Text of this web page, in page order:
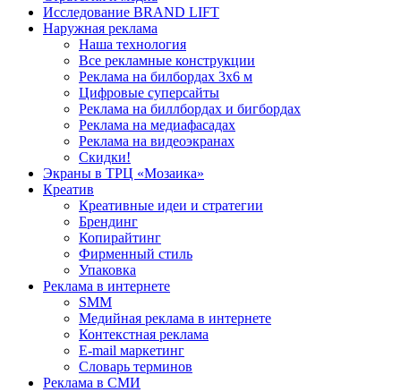
Исследование BRAND LIFT
Наружная реклама
Наша технология
Все рекламные конструкции
Реклама на билбордах 3х6 м
Цифровые суперсайты
Реклама на биллбордах и бигбордах
Реклама на медиафасадах
Реклама на видеоэкранах
Скидки!
Экраны в ТРЦ «Мозаика»
Креатив
Креативные идеи и стратегии
Брендинг
Копирайтинг
Фирменный стиль
Упаковка
Реклама в интернете
SMM
Медийная реклама в интернете
Контекстная реклама
E-mail маркетинг
Словарь терминов
Реклама в СМИ